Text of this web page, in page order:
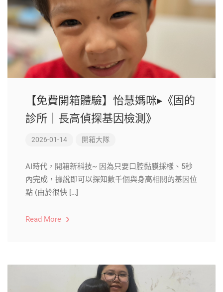
【免費開箱體驗】怡慧媽咪▸《固的
診所｜長高偵探基因檢測》
2026-01-14 開箱大隊
AI時代，開箱新科技~ 因為只要口腔黏膜採樣、5秒
內完成，據說即可以探知數千個與身高相關的基因位
點 (由於很快 […]
Read More